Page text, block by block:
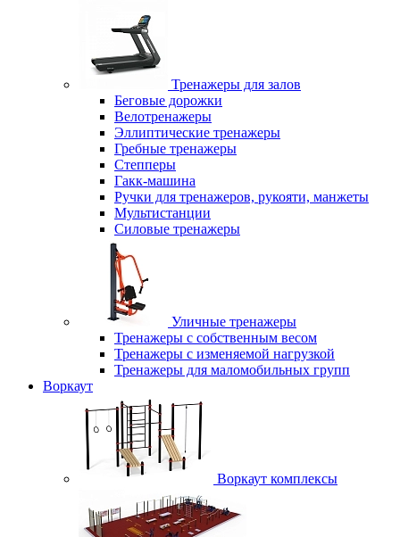
Тренажеры для залов
Беговые дорожки
Велотренажеры
Эллиптические тренажеры
Гребные тренажеры
Степперы
Гакк-машина
Ручки для тренажеров, рукояти, манжеты
Мультистанции
Силовые тренажеры
Уличные тренажеры
Тренажеры с собственным весом
Тренажеры с изменяемой нагрузкой
Тренажеры для маломобильных групп
Воркаут
Воркаут комплексы